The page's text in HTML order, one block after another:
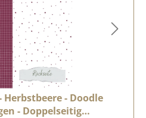
Herbstbeere - Doodle
- Doppelseitig